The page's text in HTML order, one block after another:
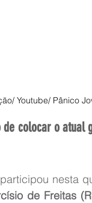
Youtube/ Pânico
colocar o
nesta
de Freitas